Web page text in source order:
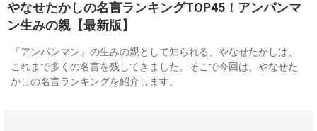
やなせたかしの名言ランキングTOP45！アンパンマ
ン生みの親【最新版】
『アンパンマン』の生みの親として知られる、やなせたかしは、
これまで多くの名言を残してきました。そこで今回は、やなせた
かしの名言ランキングを紹介します。